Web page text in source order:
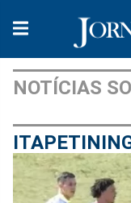
NOTÍCIAS